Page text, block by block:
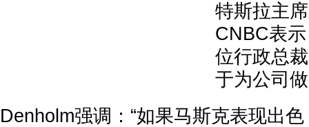
特斯拉主
CNBC表
位行政总
于为公司
Denholm强调：“如果马斯克表现出